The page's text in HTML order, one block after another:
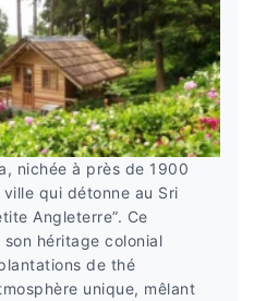
nichée à près de 1900
qui détonne au Sri
Angleterre”. Ce
héritage colonial
de thé
unique, mêlant